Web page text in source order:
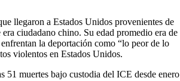
llegaron a Estados Unidos provenientes de
ciudadano chino. Su edad promedio era de
la deportación como “lo peor de lo
violentos en Estados Unidos.
51 muertes bajo custodia del ICE desde enero